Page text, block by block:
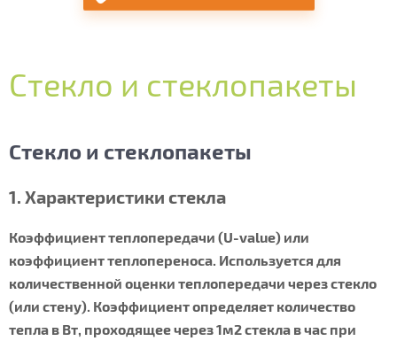
Стекло и стеклопакеты
Стекло и стеклопакеты
1. Характеристики стекла
Коэффициент теплопередачи (U-value) или
коэффициент теплопереноса. Используется для
количественной оценки теплопередачи через стекло
(или стену). Коэффициент определяет количество
тепла в Вт, проходящее через 1м2 стекла в час при